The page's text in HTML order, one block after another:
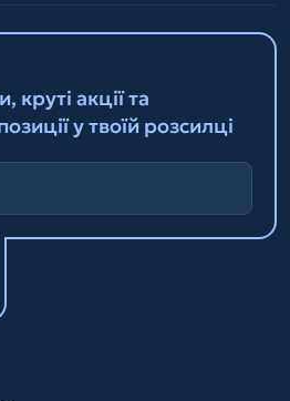
круті акції та
у твоїй розсилці